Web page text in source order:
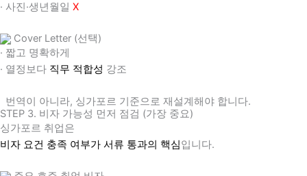
· 사진·생년월일 X
Cover Letter (선택)
· 짧고 명확하게
· 열정보다 직무 적합성 강조
번역이 아니라, 싱가포르 기준으로 재설계해야 합니다.
STEP 3. 비자 가능성 먼저 점검 (가장 중요)
싱가포르 취업은
비자 요건 충족 여부가 서류 통과의 핵심입니다.